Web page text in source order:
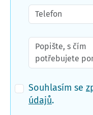
Souhlasím se
údajů.